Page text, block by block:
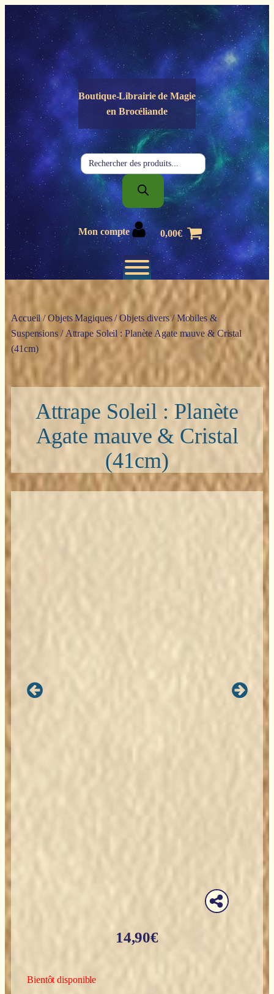
Panneau de gestion des cookies
Boutique-Librairie deMagie
en Brocéliande
Recherche
de
produits
Mon compte 0,00€
Accueil/Objets Magiques/Objets divers/Mobiles &
Suspensions/ Attrape Soleil : Planète Agate mauve & Cristal
(41cm)
Attrape Soleil : Planète
Agate mauve & Cristal
(41cm)
14,90€
Bientôt disponible